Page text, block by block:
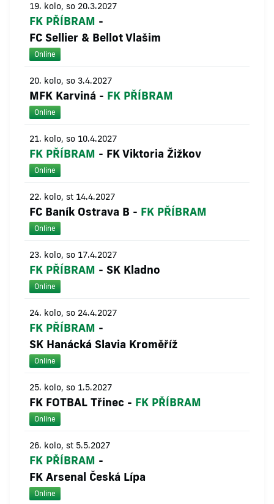
19. kolo, so 20.3.2027
FK PŘÍBRAM -
FC Sellier & Bellot Vlašim
Online
20. kolo, so 3.4.2027
MFK Karviná - FK PŘÍBRAM
Online
21. kolo, so 10.4.2027
FK PŘÍBRAM - FK Viktoria Žižkov
Online
22. kolo, st 14.4.2027
FC Baník Ostrava B - FK PŘÍBRAM
Online
23. kolo, so 17.4.2027
FK PŘÍBRAM - SK Kladno
Online
24. kolo, so 24.4.2027
FK PŘÍBRAM -
SK Hanácká Slavia Kroměříž
Online
25. kolo, so 1.5.2027
FK FOTBAL Třinec - FK PŘÍBRAM
Online
26. kolo, st 5.5.2027
FK PŘÍBRAM -
FK Arsenal Česká Lípa
Online